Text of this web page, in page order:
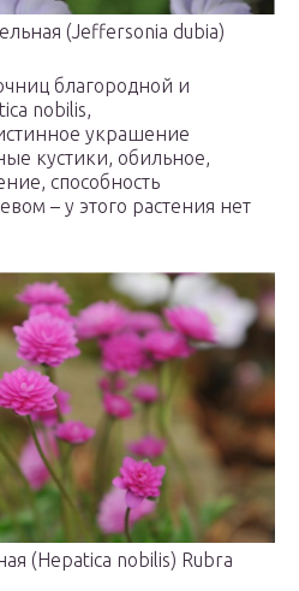
(Jeffersonia dubia)
благородной и
nobilis,
украшение
кустики, обильное,
способность
– у этого растения нет
(Hepatica nobilis) Rubra